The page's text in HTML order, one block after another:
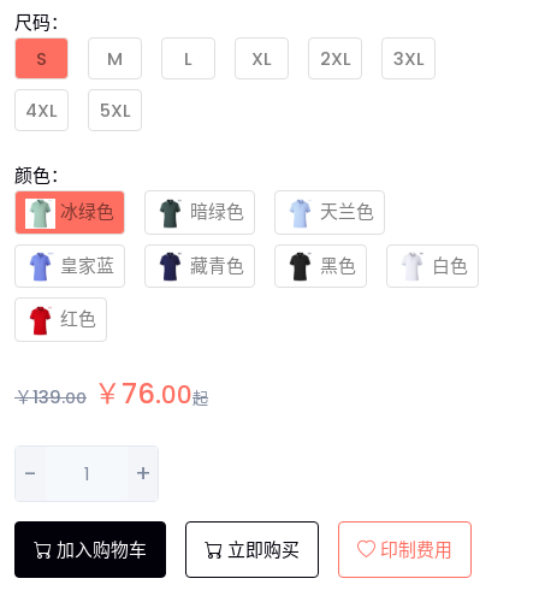
尺码：
S
M L XL 2XL 3XL
4XL 5XL
颜色：
冰绿色
暗绿色 天兰色
皇家蓝 藏青色 黑色 白色
红色
￥139.00 ￥76.00起
- +
加入购物车 立即购买 印制费用